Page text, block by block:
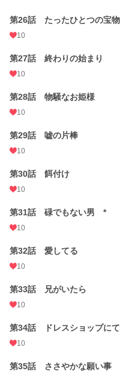
第26話 たったひとつの宝物
10
第27話 終わりの始まり
10
第28話 物騒なお姫様
10
第29話 嘘の片棒
10
第30話 餌付け
10
第31話 碌でもない男 *
10
第32話 愛してる
10
第33話 兄がいたら
10
第34話 ドレスショップにて
10
第35話 ささやかな願い事